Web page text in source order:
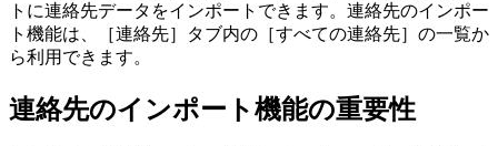
トに連絡先データをインポートできます。連絡先のインポー
ト機能は、［連絡先］タブ内の［すべての連絡先］の一覧か
ら利用できます。
連絡先のインポート機能の重要性